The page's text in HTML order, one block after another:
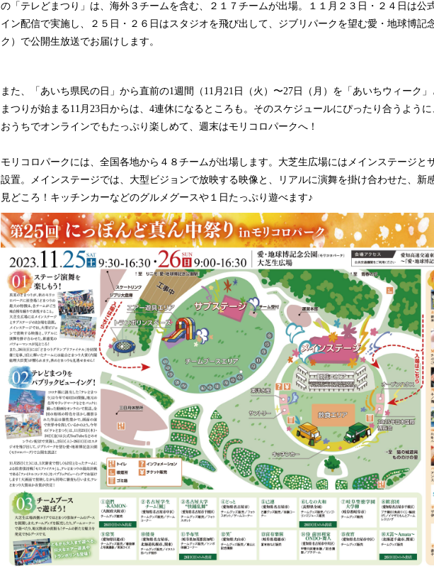
の「 テレどまつり」は、海外３チームを含む、２１７チームが出場。 １１月２３日・２４日は公
イン配信で実施 し、２５日・２６日はスタジオを飛び出して、ジブリパークを望む愛・地球博記
ク）で公開生放送でお届けします。
また、「あいち県民の日」から直前の1週間（ 11 月 21 日（火） 〜27 日（月）を「あいちウィーク
まつりが始まる11 月 23 日からは、 4連休になるところも。そのスケジュールにぴったり合うように
おうちでオンラインでもたっぷり楽しめて、週末はモリコロパークへ！
モリコロパークには、全国各地から４８チームが出場します。大芝生広場にはメインステージと
設置。メインステージでは、大型ビジョンで放映する映像と、リアルに演舞を掛け合わせた、新
見どころ！キッチンカーなどのグルメグースや１日たっぷり遊べます♪